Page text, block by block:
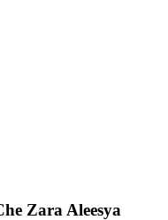
Zara Aleesya